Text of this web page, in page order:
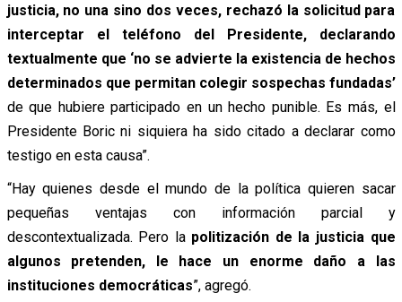
justicia, no una sino dos veces, rechazó la solicitud para
interceptar el teléfono del Presidente, declarando
textualmente que ‘no se advierte la existencia de hechos
determinados que permitan colegir sospechas fundadas’
de que hubiere participado en un hecho punible. Es más, el
Presidente Boric ni siquiera ha sido citado a declarar como
testigo en esta causa”.
“Hay quienes desde el mundo de la política quieren sacar
pequeñas ventajas con información parcial y
descontextualizada. Pero lapolitización de la justicia que
algunos pretenden, le hace un enorme daño a las
instituciones democráticas”, agregó.